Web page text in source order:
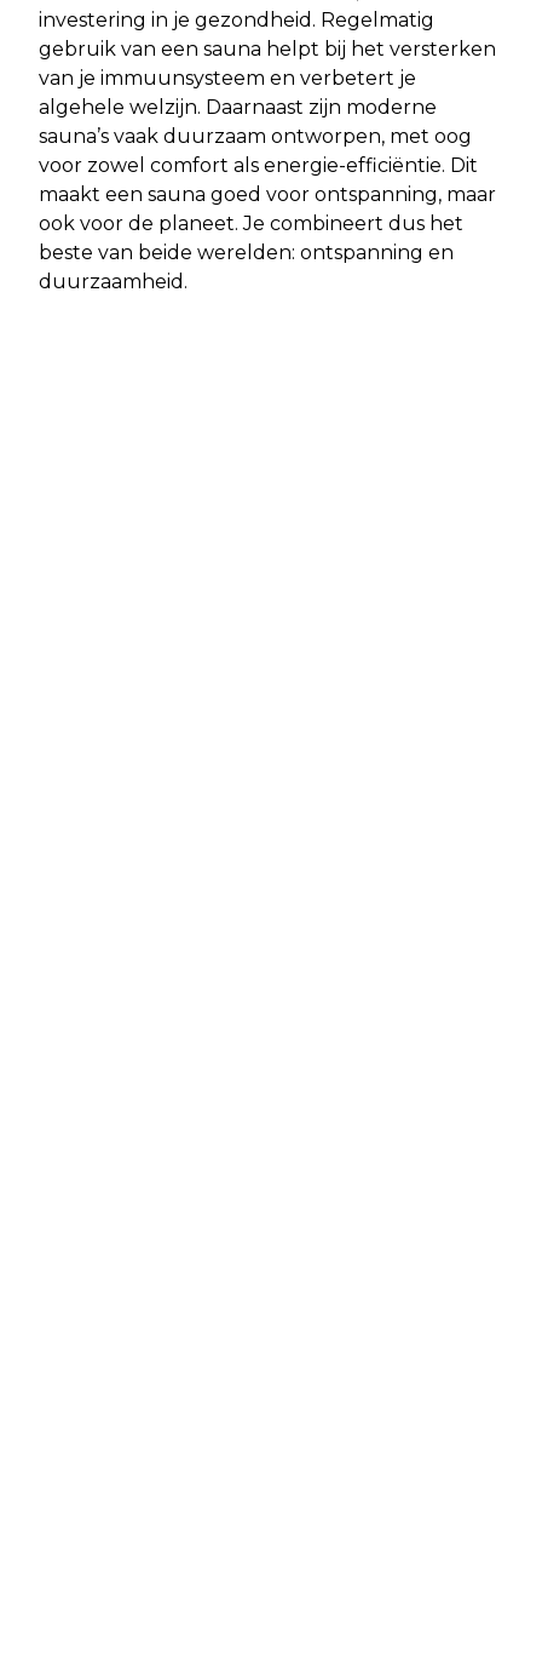
investering in je gezondheid. Regelmatig
gebruik van een sauna helpt bij het versterken
van je immuunsysteem en verbetert je
algehele welzijn. Daarnaast zijn moderne
sauna’s vaak duurzaam ontworpen, met oog
voor zowel comfort als energie-efficiëntie. Dit
maakt een sauna goed voor ontspanning, maar
ook voor de planeet. Je combineert dus het
beste van beide werelden: ontspanning en
duurzaamheid.